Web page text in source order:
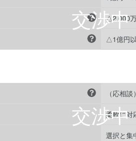
△2,000
△1億円
（応相談）
柔軟に対
選択と集